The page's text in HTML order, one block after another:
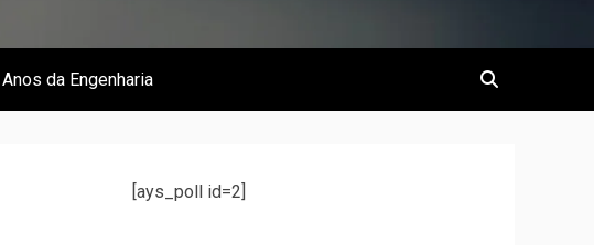
da Engenharia
[ays_poll id=2]